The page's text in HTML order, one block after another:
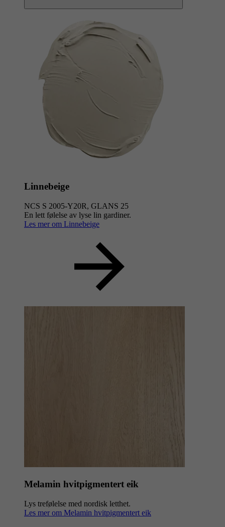
Linnebeige
NCS S 2005-Y20R, GLANS 25
En lett følelse av lyse lin gardiner.
Les mer om Linnebeige
Melamin hvitpigmentert eik
Lys trefølelse med nordisk letthet.
Les mer om Melamin hvitpigmentert eik